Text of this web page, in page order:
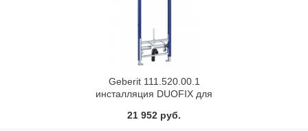
Geberit 111.520.00.1
инсталляция DUOFIX для
21 952 руб.